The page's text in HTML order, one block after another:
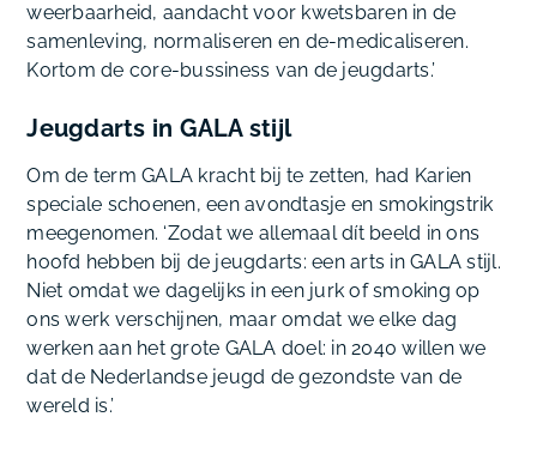
weerbaarheid, aandacht voor kwetsbaren in de
samenleving, normaliseren en de-medicaliseren.
Kortom de core-bussiness van de jeugdarts.’
Jeugdarts in GALA stijl
Om de term GALA kracht bij te zetten, had Karien
speciale schoenen, een avondtasje en smokingstrik
meegenomen. ‘Zodat we allemaal dít beeld in ons
hoofd hebben bij de jeugdarts: een arts in GALA stijl.
Niet omdat we dagelijks in een jurk of smoking op
ons werk verschijnen, maar omdat we elke dag
werken aan het grote GALA doel: in 2040 willen we
dat de Nederlandse jeugd de gezondste van de
wereld is.’